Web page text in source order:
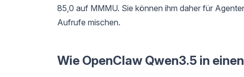
85,0 auf MMMU. Sie können ihm daher für
Aufrufe mischen.
Wie OpenClaw Qwen3.5 in